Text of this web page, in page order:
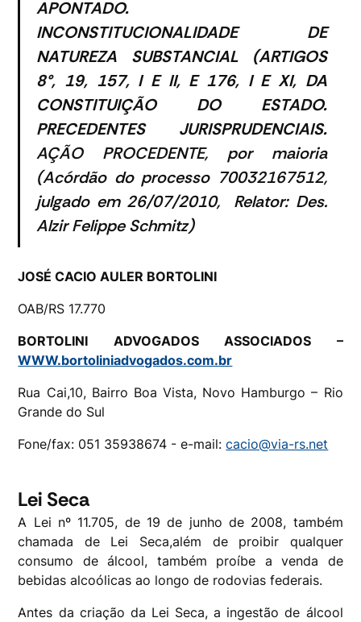
APONTADO.
INCONSTITUCIONALIDADE DE
NATUREZA SUBSTANCIAL (ARTIGOS
8°, 19, 157, I E II, E 176, I E XI, DA
CONSTITUIÇÃO DO ESTADO.
PRECEDENTES JURISPRUDENCIAIS.
AÇÃO PROCEDENTE, por maioria
(Acórdão do processo 70032167512,
julgado em 26/07/2010, Relator: Des.
Alzir Felippe Schmitz)
JOSÉ CACIO AULER BORTOLINI
OAB/RS 17.770
BORTOLINI ADVOGADOS ASSOCIADOS –
WWW.bortoliniadvogados.com.br
Rua Cai,10, Bairro Boa Vista, Novo Hamburgo – Rio
Grande do Sul
Fone/fax: 051 35938674 - e-mail:cacio@via-rs.net
Lei Seca
A Lei nº 11.705, de 19 de junho de 2008, também
chamada de Lei Seca,além de proibir qualquer
consumo de álcool, também proíbe a venda de
bebidas alcoólicas ao longo de rodovias federais.
Antes da criação da Lei Seca, a ingestão de álcool